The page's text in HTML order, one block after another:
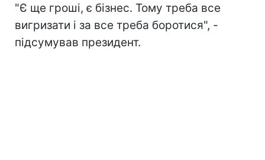
"Є ще гроші, є бізнес. Тому треба все
вигризати і за все треба боротися", -
підсумував президент.